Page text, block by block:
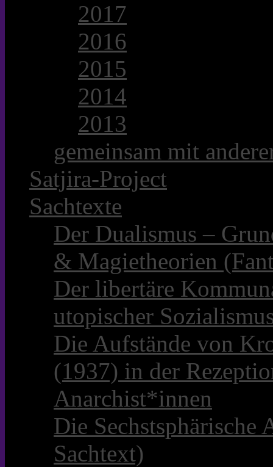
2017
2016
2015
2014
2013
gemeinsam mit
Satjira-Project
Sachtexte
Der Dualismus –
& Magietheorien
Der libertäre
utopischer
Die Aufstände von
(1937) in der
Anarchist*innen
Die Sechstsphärische
Sachtext)